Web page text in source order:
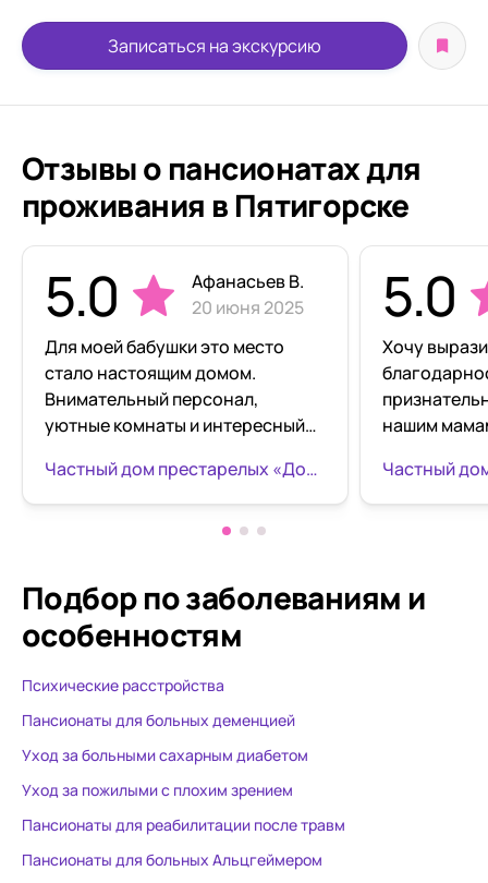
Записаться на экскурсию
Отзывы о пансионатах для
проживания в Пятигорске
5.0
Афанасьев В.
20 июня 2025
Для моей бабушки это место
стало настоящим домом.
Внимательный персонал,
уютные комнаты и интересный
настроение каждый день.
Особенно радует быстро
оформление документов, что
жизнь!
Частный дом престарелых «Добро» в Пятигорске
5.0
Хочу
нашим
питание,
ещё нужно
Подбор по заболеваниям и
особенностям
Психические расстройства
Пансионаты для больных деменцией
Уход за больными сахарным диабетом
Уход за пожилыми с плохим зрением
Пансионаты для реабилитации после травм
Пансионаты для больных Альцгеймером